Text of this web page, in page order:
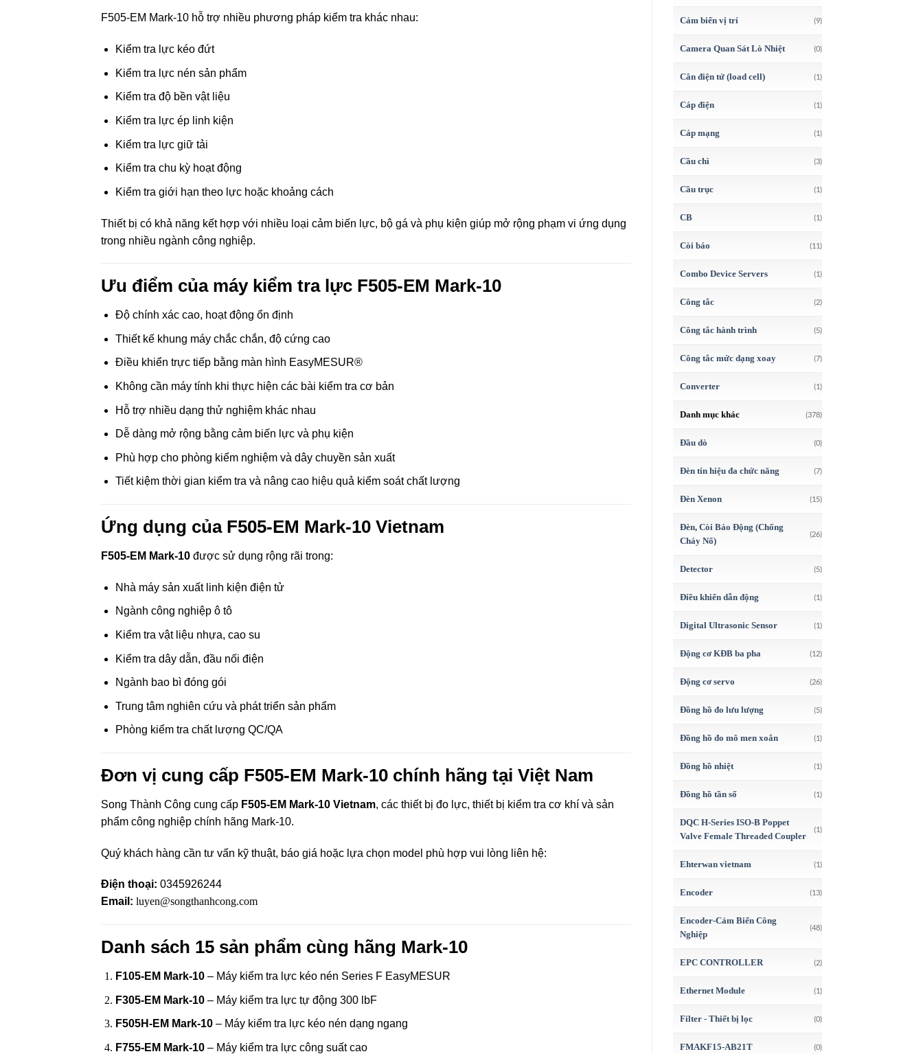
Cảm biến vị trí (9)
Camera Quan Sát Lò Nhiệt (0)
Cân điện tử (load cell) (1)
Cáp điện (1)
Cáp mạng (1)
Cầu chì (3)
Cầu trục (1)
CB (1)
Còi báo (11)
Combo Device Servers (1)
Công tắc (2)
Công tắc hành trình (5)
Công tắc mức dạng xoay (7)
Converter (1)
Danh mục khác (378)
Đầu dò (0)
Đèn tín hiệu đa chức năng (7)
Đèn Xenon (15)
Đèn, Còi Báo Động (Chống
Cháy Nổ)
(26)
Detector (5)
Điều khiển dẫn động (1)
Digital Ultrasonic Sensor (1)
Động cơ KĐB ba pha (12)
Động cơ servo (26)
Đồng hồ đo lưu lượng (5)
Đồng hồ đo mô men xoắn (1)
Đồng hồ nhiệt (1)
Đồng hồ tần số (1)
DQC H-Series ISO-B Poppet
Valve Female Threaded Coupler
(1)
Ehterwan vietnam (1)
Encoder (13)
Encoder-Cảm Biến Công
Nghiệp
(48)
EPC CONTROLLER (2)
Ethernet Module (1)
Filter - Thiết bị lọc (0)
FMAKF15-AB21T (0)
F505-EM Mark-10 hỗ trợ nhiều phương pháp kiểm tra khác nhau:
Kiểm tra lực kéo đứt
Kiểm tra lực nén sản phẩm
Kiểm tra độ bền vật liệu
Kiểm tra lực ép linh kiện
Kiểm tra lực giữ tải
Kiểm tra chu kỳ hoạt động
Kiểm tra giới hạn theo lực hoặc khoảng cách
Thiết bị có khả năng kết hợp với nhiều loại cảm biến lực, bộ gá và phụ kiện giúp mở rộng phạm vi ứng dụng
trong nhiều ngành công nghiệp.
Ưu điểm của máy kiểm tra lực F505-EM Mark-10
Độ chính xác cao, hoạt động ổn định
Thiết kế khung máy chắc chắn, độ cứng cao
Điều khiển trực tiếp bằng màn hình EasyMESUR®
Không cần máy tính khi thực hiện các bài kiểm tra cơ bản
Hỗ trợ nhiều dạng thử nghiệm khác nhau
Dễ dàng mở rộng bằng cảm biến lực và phụ kiện
Phù hợp cho phòng kiểm nghiệm và dây chuyền sản xuất
Tiết kiệm thời gian kiểm tra và nâng cao hiệu quả kiểm soát chất lượng
Ứng dụng của F505-EM Mark-10 Vietnam
F505-EM Mark-10 được sử dụng rộng rãi trong:
Nhà máy sản xuất linh kiện điện tử
Ngành công nghiệp ô tô
Kiểm tra vật liệu nhựa, cao su
Kiểm tra dây dẫn, đầu nối điện
Ngành bao bì đóng gói
Trung tâm nghiên cứu và phát triển sản phẩm
Phòng kiểm tra chất lượng QC/QA
Đơn vị cung cấp F505-EM Mark-10 chính hãng tại Việt Nam
Song Thành Công cung cấp F505-EM Mark-10 Vietnam, các thiết bị đo lực, thiết bị kiểm tra cơ khí và sản
phẩm công nghiệp chính hãng Mark-10.
Quý khách hàng cần tư vấn kỹ thuật, báo giá hoặc lựa chọn model phù hợp vui lòng liên hệ:
Điện thoại: 0345926244
Email: luyen@songthanhcong.com
Danh sách 15 sản phẩm cùng hãng Mark-10
F105-EM Mark-10– Máy kiểm tra lực kéo nén Series F EasyMESUR
F305-EM Mark-10– Máy kiểm tra lực tự động 300 lbF
F505H-EM Mark-10– Máy kiểm tra lực kéo nén dạng ngang
F755-EM Mark-10– Máy kiểm tra lực công suất cao